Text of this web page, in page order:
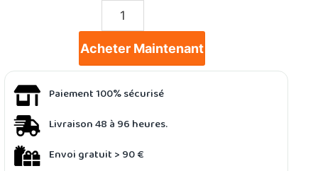
Acheter Maintenant
Paiement 100% sécurisé
Livraison 48 à 96 heures.
Envoi gratuit > 90 €